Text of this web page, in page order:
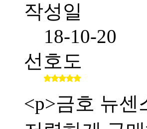
작성일
18-10-20
선호도
<p>금호 뉴센